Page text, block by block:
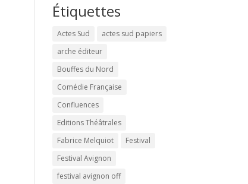
Étiquettes
Actes Sud
actes sud papiers
arche éditeur
Bouffes du Nord
Comédie Française
Confluences
Editions Théâtrales
Fabrice Melquiot
Festival
Festival Avignon
festival avignon off